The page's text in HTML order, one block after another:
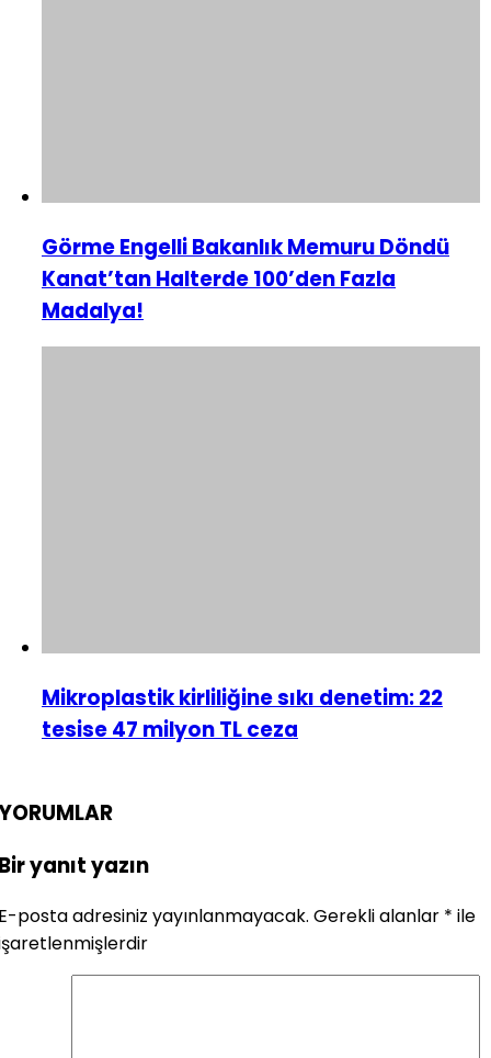
Görme Engelli Bakanlık Memuru Döndü
Kanat’tan Halterde 100’den Fazla
Madalya!
Mikroplastik kirliliğine sıkı denetim: 22
tesise 47 milyon TL ceza
yanıt yazın
posta adresiniz yayınlanmayacak. Gerekli alanlar * ile